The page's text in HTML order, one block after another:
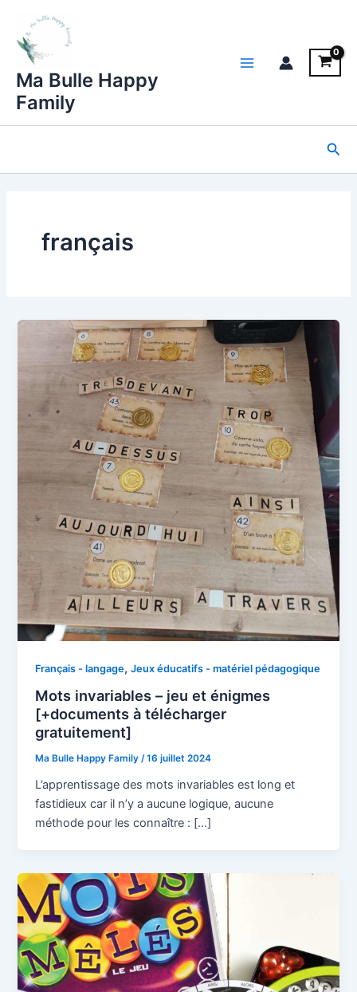
contenu
Ma Bulle Happy
Family
français
Français - langage,Jeux éducatifs - matériel pédagogique
Mots invariables – jeu et énigmes
[+documents à télécharger
gratuitement]
Ma Bulle Happy Family/16 juillet 2024
L’apprentissage des mots invariables est long et
fastidieux car il n’y a aucune logique, aucune
méthode pour les connaître : […]